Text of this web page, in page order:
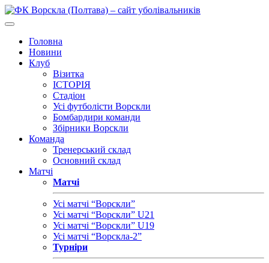
Головна
Новини
Клуб
Візитка
ІСТОРІЯ
Стадіон
Усі футболісти Ворскли
Бомбардири команди
Збірники Ворскли
Команда
Тренерський склад
Основний склад
Матчі
Матчі
Усі матчі “Ворскли”
Усі матчі “Ворскли” U21
Усі матчі “Ворскли” U19
Усі матчі “Ворскла-2”
Турніри